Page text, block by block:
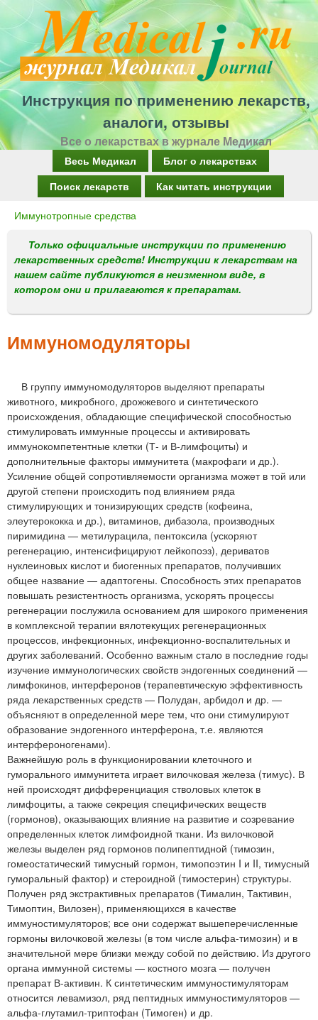
Перейти
к
основному
содержанию
Инструкция по применению лекарств,
аналоги, отзывы
Все о лекарствах в журнале Медикал
а
о
е
м
е
Весь Медикал
Блог о лекарствах
Поиск лекарств
Как читать инструкции
Вы
здесь
Иммунотропные средства
Только официальные инструкции по применению
лекарственных средств! Инструкции к лекарствам на
нашем сайте публикуются в неизменном виде, в
котором они и прилагаются к препаратам.
Иммуномодуляторы
В группу иммуномодуляторов выделяют препараты
животного, микробного, дрожжевого и синтетического
происхождения, обладающие специфической способностью
стимулировать иммунные процессы и активировать
иммунокомпетентные клетки (Т- и В-лимфоциты) и
дополнительные факторы иммунитета (макрофаги и др.).
Усиление общей сопротивляемости организма может в той или
другой степени происходить под влиянием ряда
стимулирующих и тонизирующих средств (кофеина,
элеутерококка и др.), витаминов, дибазола, производных
пиримидина — метилурацила, пентоксила (ускоряют
регенерацию, интенсифицируют лейкопоэз), дериватов
нуклеиновых кислот и биогенных препаратов, получивших
общее название — адаптогены. Способность этих препаратов
повышать резистентность организма, ускорять процессы
регенерации послужила основанием для широкого применения
в комплексной терапии вялотекущих регенерационных
процессов, инфекционных, инфекционно-воспалительных и
других заболеваний. Особенно важным стало в последние годы
изучение иммунологических свойств эндогенных соединений —
лимфокинов, интерферонов (терапевтическую эффективность
ряда лекарственных средств — Полудан, арбидол и др. —
объясняют в определенной мере тем, что они стимулируют
образование эндогенного интерферона, т.е. являются
интерфероногенами).
Важнейшую роль в функционировании клеточного и
гуморального иммунитета играет вилочковая железа (тимус). В
ней происходят дифференциация стволовых клеток в
лимфоциты, а также секреция специфических веществ
(гормонов), оказывающих влияние на развитие и созревание
определенных клеток лимфоидной ткани. Из вилочковой
железы выделен ряд гормонов полипептидной (тимозин,
гомеостатический тимусный гормон, тимопоэтин I и II, тимусный
гуморальный фактор) и стероидной (тимостерин) структуры.
Получен ряд экстрактивных препаратов (Тималин, Тактивин,
Тимоптин, Вилозен), применяющихся в качестве
иммуностимуляторов; все они содержат вышеперечисленные
гормоны вилочковой железы (в том числе альфа-тимозин) и в
значительной мере близки между собой по действию. Из другого
органа иммунной системы — костного мозга — получен
препарат В-активин. К синтетическим иммуностимуляторам
относится левамизол, ряд пептидных иммуностимуляторов —
альфа-глутамил-триптофан (Тимоген) и др.